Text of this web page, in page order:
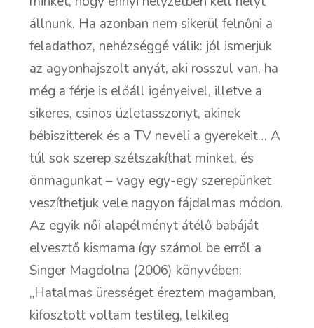
állnunk. Ha azonban nem sikerül felnőni a
feladathoz, nehézséggé válik: jól ismerjük
az agyonhajszolt anyát, aki rosszul van, ha
még a férje is előáll igényeivel, illetve a
sikeres, csinos üzletasszonyt, akinek
bébiszitterek és a TV neveli a gyerekeit… A
túl sok szerep szétszakíthat minket, és
önmagunkat – vagy egy-egy szerepünket
veszíthetjük vele nagyon fájdalmas módon.
Az egyik női alapélményt átélő babáját
elvesztő kismama így számol be erről a
Singer Magdolna (2006) könyvében:
„Hatalmas ürességet éreztem magamban,
kifosztott voltam testileg, lelkileg